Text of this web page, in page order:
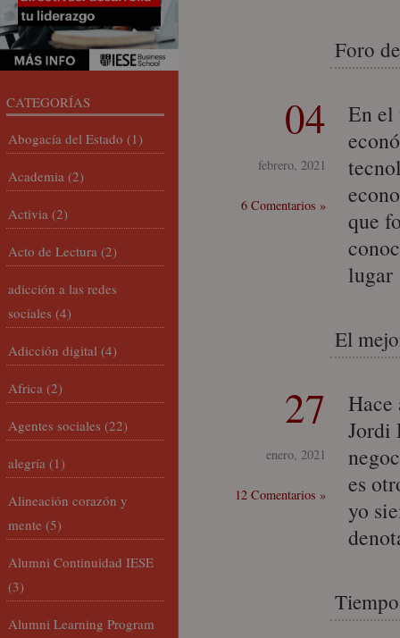
Foro
04
febrero, 2021
6 Comentarios »
En el
que
El
27
enero, 2021
12 Comentarios »
Hace
Jordi
es
yo
CATEGORÍAS
Abogacía del Estado (1)
Academia (2)
Activia (2)
Acto de Lectura (2)
adicción a las redes
sociales (4)
Adicción digital (4)
Africa (2)
Agentes sociales (22)
alegría (1)
Alineación corazón y
mente (5)
Alumni Continuidad IESE
(3)
Alumni Learning Program